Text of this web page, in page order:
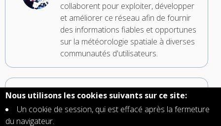
collaborent pour exploiter, développer
et améliorer ce réseau afin de fournir
des informations fiables et opportunes
sur la météorologie spatiale à diverses
communautés d'utilisateurs.
Un nouvel emplacement pour
l’instrument ASIM
L'ESA a décidé de déplacer l'expérience
Nous utilisons les cookies suivants sur ce site:
Un cookie de session, qui est effacé après la fermeture
du navigateur.